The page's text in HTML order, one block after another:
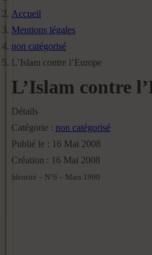
Accueil
Mentions légales
non catégorisé
L’Islam contre l’Europe
L’Islam contre
Détails
Catégorie : non catégorisé
Publié le : 16 Mai 2008
Création : 16 Mai 2008
Identité – N°6 – Mars 1990